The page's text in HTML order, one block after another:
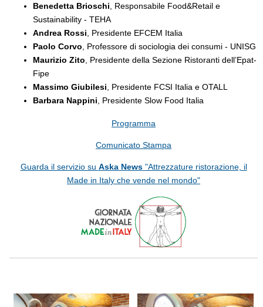
Benedetta Brioschi , Responsabile Food&Retail e
Sustainability - TEHA
Andrea Rossi , Presidente EFCEM Italia
Paolo Corvo , Professore di sociologia dei consumi - UNISG
Maurizio Zito , Presidente della Sezione Ristoranti dell’Epat-
Fipe
Massimo Giubilesi , Presidente FCSI Italia e OTALL
Barbara Nappini , Presidente Slow Food Italia
Programma
Comunicato Stampa
Guarda il servizio su Aska News"Attrezzature ristorazione, il
Made in Italy che vende nel mondo"